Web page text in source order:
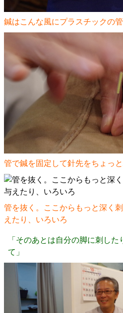
鍼はこんな風にプラスチックの
管で鍼を固定して針先をちょっ
管を抜く。ここからもっと深く
えたり、いろいろ
「そのあとは自分の脚に刺し
て」